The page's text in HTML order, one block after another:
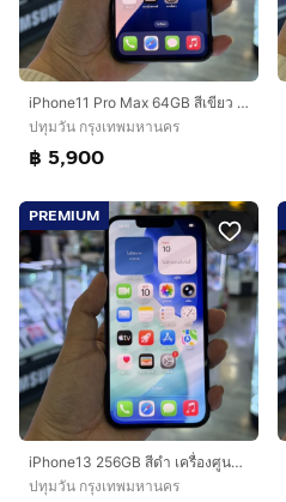
iPhone11 Pro Max 64GB สีเขียว เครื่องศูนย์ โมเดลTH สภาพสวยมากๆ 🔥🔥
ปทุมวัน กรุงเทพมหานคร
฿ 5,900
PREMIUM
iPhone13 256GB สีดำ เครื่องศูนย์ โมเดลTH สภาพสวยมาก🔥🔥
ปทุมวัน กรุงเทพมหานคร